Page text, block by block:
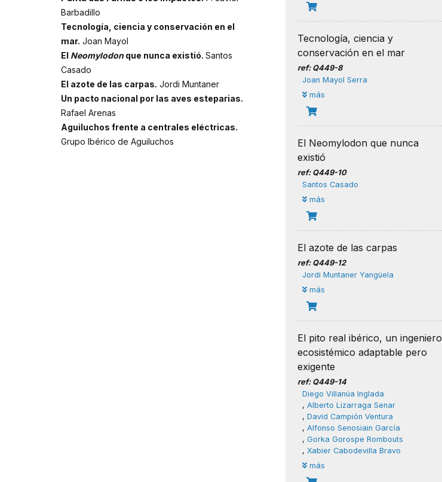
Barbadillo
Tecnología, ciencia y conservación en el
mar. Joan Mayol
El Neomylodonque nunca existió. Santos
Casado
El azote de las carpas. Jordi Muntaner
Un pacto nacional por las aves esteparias.
Rafael Arenas
Aguiluchos frente a centrales eléctricas.
Grupo Ibérico de Aguiluchos
Tecnología, ciencia y
conservación en el mar
ref: Q449-8
Joan Mayol Serra
más
El Neomylodon que nunca
existió
ref: Q449-10
Santos Casado
más
El azote de las carpas
ref: Q449-12
Jordi Muntaner Yangüela
más
El pito real ibérico, un ingeniero
ecosistémico adaptable pero
exigente
ref: Q449-14
Diego Villanúa Inglada
,Alberto Lizarraga Senar
,David Campión Ventura
,Alfonso Senosiain García
,Gorka Gorospe Rombouts
,Xabier Cabodevilla Bravo
más